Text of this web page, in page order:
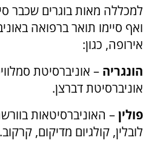
למכללה מאות בוגרים שכבר
ואף סיימו תואר ברפואה
אירופה, כגון:
הונגריה – אוניברסיטת
אוניברסיטת דברצן.
פולין– האוניברסיטאות
לובלין, קולגיום מדיקום, קרקוב.